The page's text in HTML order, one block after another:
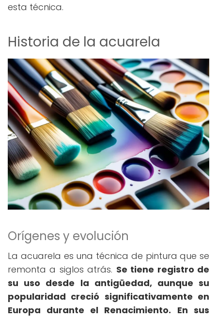
esta técnica.
Historia de la acuarela
Orígenes y evolución
La acuarela es una técnica de pintura que se
remonta a siglos atrás. Se tiene registro de
su uso desde la antigüedad, aunque su
popularidad creció significativamente en
Europa durante el Renacimiento. En sus